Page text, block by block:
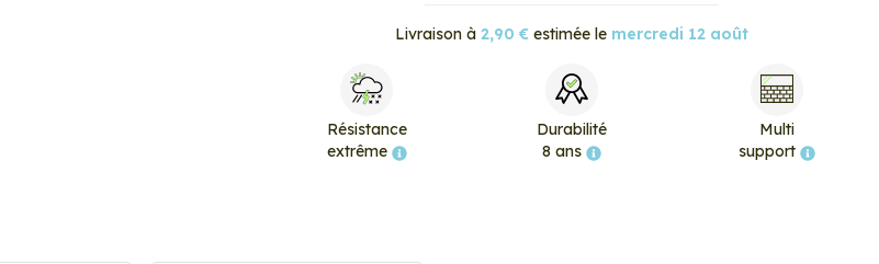
Livraison à 2,90 € estimée le mercredi 12 août
Résistance
extrême
Durabilité
8 ans
Multi
support